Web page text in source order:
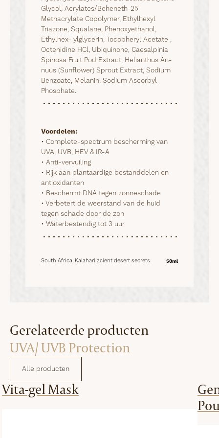
Gerelateerde producten
UVA/ UVB Protection
Alle producten
Vita-gel Mask
Glycol, Acrylates/Beheneth-25
Methacrylate Copolymer, Ethylhexyl
Triazone, Squalane, Phenoxyethanol,
Ethylhex- ylglycerin, Tocopheryl Acetate ,
Octenidine HCl, Ubiquinone, Caesalpinia
Spinosa Fruit Pod Extract, Helianthus An-
nuus (Sunflower) Sprout Extract, Sodium
Benzoate, Melanin, Sodium Ascorbyl
Phosphate.
Voordelen:
• Complete-spectrum bescherming van
UVA, UVB, HEV & IR-A
• Anti-vervuiling
• Rijk aan plantaardige bestanddelen en
antioxidanten
• Beschermt DNA tegen zonneschade
• Verbetert de weerstand van de huid
tegen schade door de zon
• Waterbestendig tot 3 uur
South Africa, Kalahari acient desert secrets 50ml